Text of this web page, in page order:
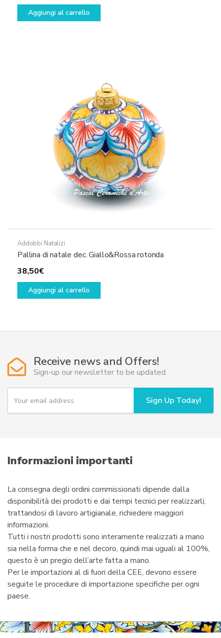
Aggiungi al carrello
Addobbi Natalizi
Pallina di natale dec. Giallo&Rossa rotonda
38,50€
Aggiungi al carrello
Receive news and Offers!
Sign-up our newsletter to be updated
Y
u
i
l
Sign Up Today!
Informazioni importanti
La consegna degli ordini commissionati dipende dalla
disponibilità dei prodotti e dai tempi tecnici per realizzarli,
trattandosi di lavoro artigianale, richiedere maggiori
informazioni.
Tutti i nostri prodotti sono interamente realizzati a mano
sia nella forma che e nel decoro, quindi mai uguali al 100%,
questo è un pregio dell’arte fatta a mano.
Per le importazioni al di fuori della CEE, devono essere
seguite le procedure di importazione specifiche per ogni
paese.